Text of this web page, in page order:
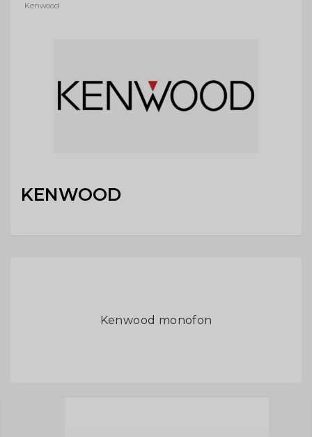
Kenwood
KENWOOD
Kenwood monofon